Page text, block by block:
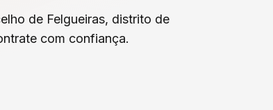
de Felgueiras, distrito de
com confiança.